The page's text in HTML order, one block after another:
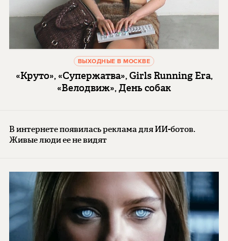
ВЫХОДНЫЕ В МОСКВЕ
«Круто», «Супержатва», Girls Running Era,
«Велодвиж», День собак
В интернете появилась реклама для ИИ-ботов.
Живые люди ее не видят